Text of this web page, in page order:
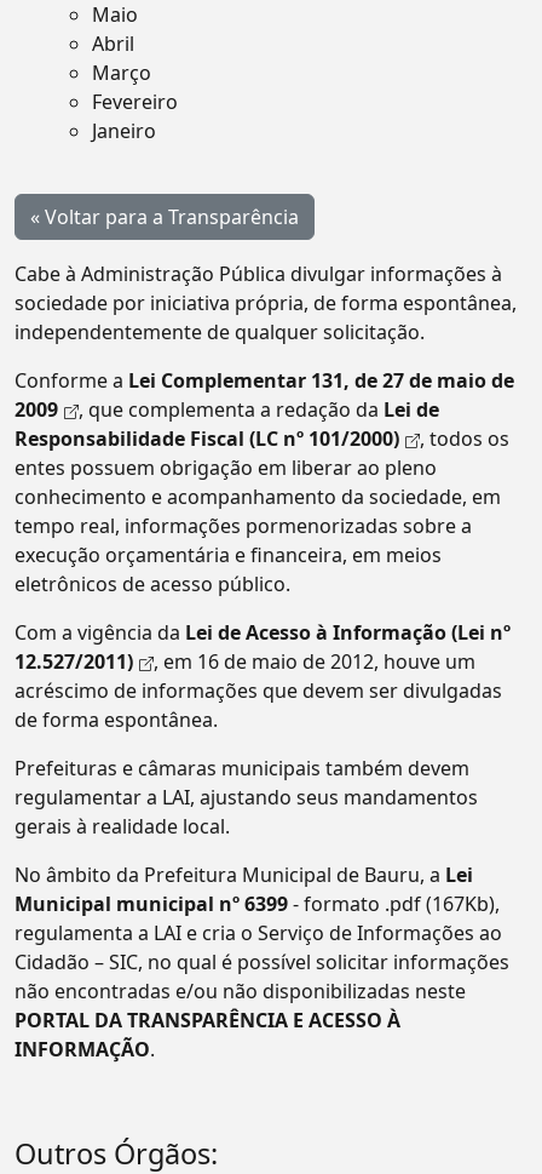
Maio
Abril
Março
Fevereiro
Janeiro
« Voltar para a Transparência
Cabe à Administração Pública divulgar informações à
sociedade por iniciativa própria, de forma espontânea,
independentemente de qualquer solicitação.
Conforme a Lei Complementar 131, de 27 de maio de
2009
, que complementa a redação da Lei de
Responsabilidade Fiscal (LC nº 101/2000)
, todos os
entes possuem obrigação em liberar ao pleno
conhecimento e acompanhamento da sociedade, em
tempo real, informações pormenorizadas sobre a
execução orçamentária e financeira, em meios
eletrônicos de acesso público.
Com a vigência da Lei de Acesso à Informação (Lei nº
12.527/2011)
, em 16 de maio de 2012, houve um
acréscimo de informações que devem ser divulgadas
de forma espontânea.
Prefeituras e câmaras municipais também devem
regulamentar a LAI, ajustando seus mandamentos
gerais à realidade local.
No âmbito da Prefeitura Municipal de Bauru, a Lei
Municipal municipal nº 6399- formato .pdf (167Kb),
regulamenta a LAI e cria o Serviço de Informações ao
Cidadão – SIC, no qual é possível solicitar informações
não encontradas e/ou não disponibilizadas neste
PORTAL DA TRANSPARÊNCIA E ACESSO À
INFORMAÇÃO.
Outros Órgãos: